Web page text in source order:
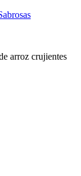
arroz crujientes